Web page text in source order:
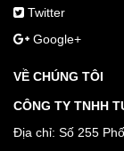
Twitter
Google+
VỀ CHÚNG TÔI
CÔNG TY TNHH
Địa chỉ: Số 255